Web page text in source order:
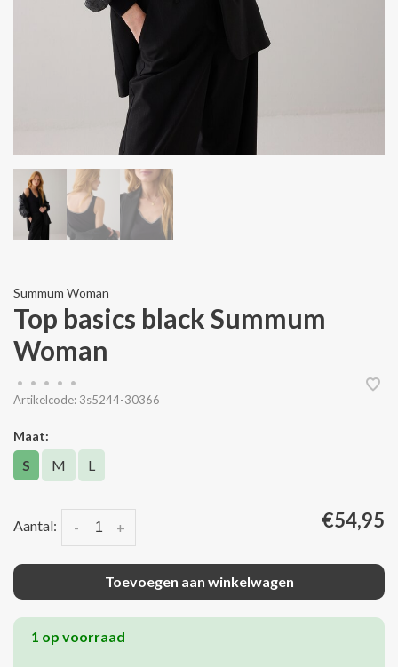
Summum Woman
Top basics black Summum
Woman
• • • •
•
Artikelcode: 3s5244-30366
Maat:
S M L
Aantal: +
- €54,95
Toevoegen aan winkelwagen
1 op voorraad